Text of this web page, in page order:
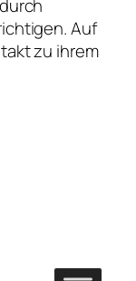
Auf
zu ihrem